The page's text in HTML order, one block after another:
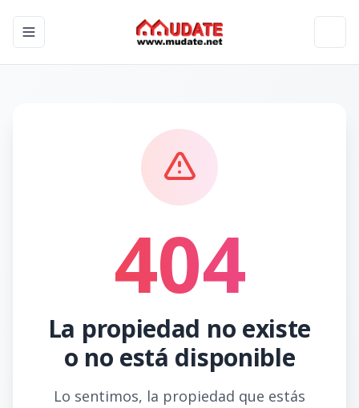
Toggle navigation menu
404
La propiedad no existe
o no está disponible
Lo sentimos, la propiedad que estás